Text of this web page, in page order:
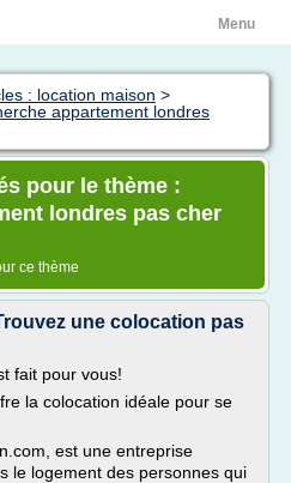
Menu
: location maison >
appartement londres
pour le thème :
londres pas cher
ce thème
une colocation pas
fait pour vous!
la colocation idéale pour se
est une entreprise
le logement des personnes qui